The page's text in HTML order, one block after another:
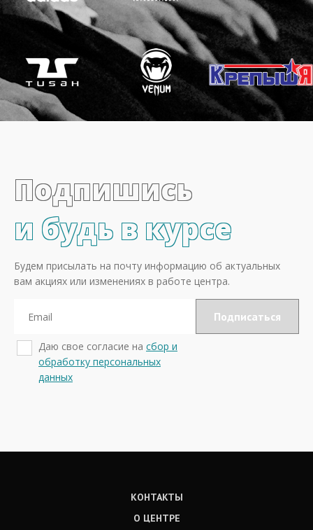
Подпишись
и будь в курсе
Будем присылать на почту информацию об актуальных
вам акциях или изменениях в работе центра.
Даю свое согласие на сбор и
обработку персональных
данных
КОНТАКТЫ
О ЦЕНТРЕ